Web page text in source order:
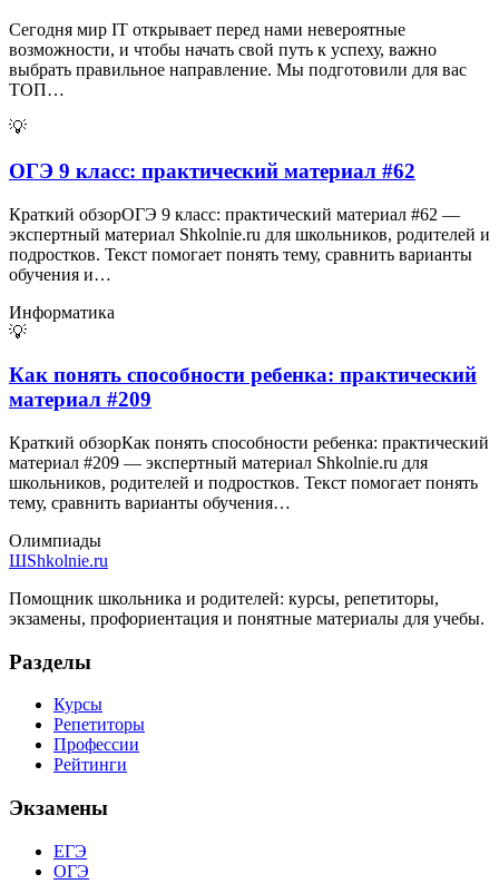
Сегодня мир IT открывает перед нами невероятные
возможности, и чтобы начать свой путь к успеху, важно
выбрать правильное направление. Мы подготовили для вас
ТОП…
💡
ОГЭ 9 класс: практический материал #62
Краткий обзорОГЭ 9 класс: практический материал #62 —
экспертный материал Shkolnie.ru для школьников, родителей и
подростков. Текст помогает понять тему, сравнить варианты
обучения и…
Информатика
💡
Как понять способности ребенка: практический
материал #209
Краткий обзорКак понять способности ребенка: практический
материал #209 — экспертный материал Shkolnie.ru для
школьников, родителей и подростков. Текст помогает понять
тему, сравнить варианты обучения…
Олимпиады
ШShkolnie.ru
Помощник школьника и родителей: курсы, репетиторы,
экзамены, профориентация и понятные материалы для учебы.
Разделы
Курсы
Репетиторы
Профессии
Рейтинги
Экзамены
ЕГЭ
ОГЭ